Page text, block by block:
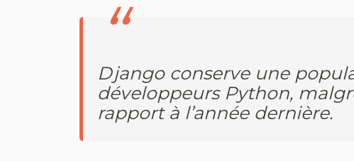
Django conserve une
développeurs Python,
rapport à l’année dernière.